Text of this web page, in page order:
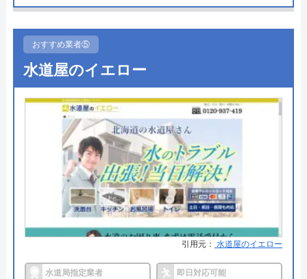
公式サイトを見る
運営会社 株式会社シンエイ
木原朗広
創業・設立 2004年3月創業
〒540-0012
大阪府大阪市中央区谷町2-4-3 アイエ
スビル9F
対応エリア 36都道府県
●受付時間
受付時間24時間修理・施工対応時
間7:00～24:00
●定休日
●出張見積もり 出張見積もり無料
●支払い方法 現金、銀行振込
●累計実績
お問い合わせ件数約200,000件、ご
訪問件数約120,000件
●保証・保険 安心補償1～5年の補償
詳細は公式HPでご確認ください
水道1番館がおすすめの理由
水道1番館は全国の水道トラブルに対応している業
おすすめ業者⑤
水道屋のイエロー
引用元： 水道屋のイエロー
水道局指定業者 即日対応可能